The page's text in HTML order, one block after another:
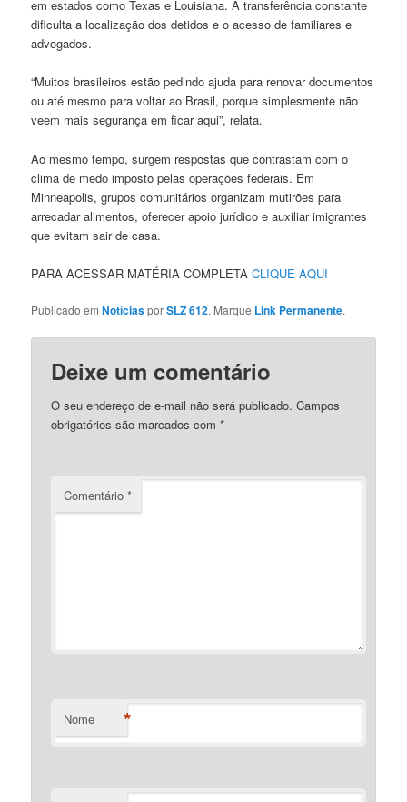
em estados como Texas e Louisiana. A transferência constante
dificulta a localização dos detidos e o acesso de familiares e
advogados.
“Muitos brasileiros estão pedindo ajuda para renovar documentos
ou até mesmo para voltar ao Brasil, porque simplesmente não
veem mais segurança em ficar aqui”, relata.
Ao mesmo tempo, surgem respostas que contrastam com o
clima de medo imposto pelas operações federais. Em
Minneapolis, grupos comunitários organizam mutirões para
arrecadar alimentos, oferecer apoio jurídico e auxiliar imigrantes
que evitam sair de casa.
PARA ACESSAR MATÉRIA COMPLETACLIQUE AQUI
Publicado emNotíciasporSLZ 612. Marque Link Permanente.
Deixe um comentário
O seu endereço de e-mail não será publicado. Campos
obrigatórios são marcados com*
Comentário*
Nome *